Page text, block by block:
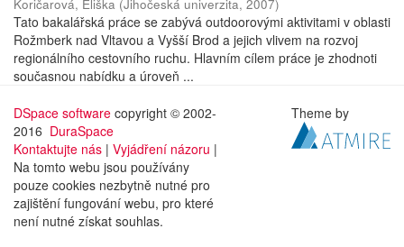
Koričarová, Eliška (Jihočeská univerzita, 2007)
Tato bakalářská práce se zabývá outdoorovými aktivitami v oblasti
Rožmberk nad Vltavou a Vyšší Brod a jejich vlivem na rozvoj
regionálního cestovního ruchu. Hlavním cílem práce je zhodnoti
současnou nabídku a úroveň ...
DSpace software copyright © 2002-
2016 DuraSpace
Kontaktujte nás | Vyjádření názoru |
Na tomto webu jsou používány
pouze cookies nezbytně nutné pro
zajištění fungování webu, pro které
není nutné získat souhlas.
Theme by